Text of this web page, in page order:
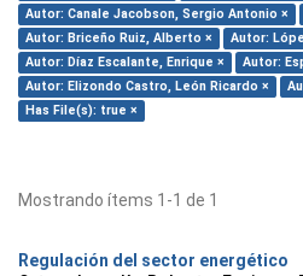
Autor: Canale Jacobson, Sergio Antonio ×
Autor: Briceño Ruiz, Alberto ×
Autor:
Autor: Díaz Escalante, Enrique ×
Autor:
Autor: Elizondo Castro, León Ricardo ×
Has File(s): true ×
Mostrando ítems 1-1 de 1
Regulación del sector energético